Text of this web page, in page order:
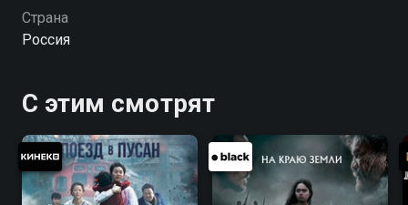
Страна
Россия
С этим смотрят